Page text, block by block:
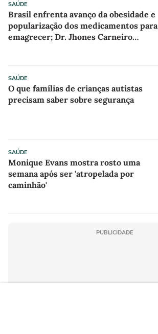
SAÚDE
Brasil enfrenta avanço da obesidade e
popularização dos medicamentos para
emagrecer; Dr. Jhones Carneiro
SAÚDE
O que famílias de crianças autistas
precisam saber sobre segurança
SAÚDE
Monique Evans mostra rosto uma
semana após ser 'atropelada por
caminhão'
PUBLICIDADE